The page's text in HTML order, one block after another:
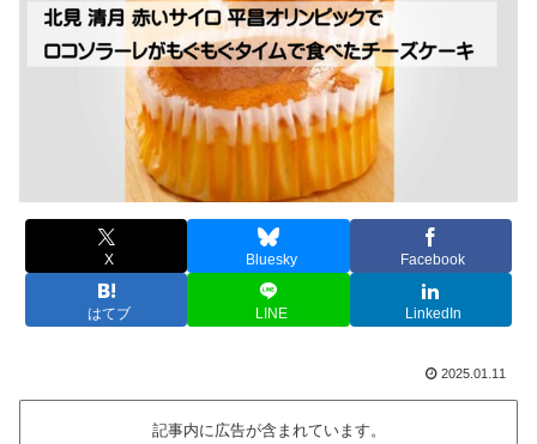
X Bluesky Facebook
はてブ LINE LinkedIn
2025.01.11
記事内に広告が含まれています。